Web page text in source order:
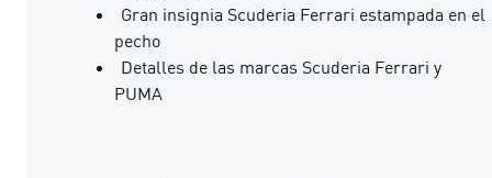
Gran insignia Scuderia Ferrari estampada en el
pecho
Detalles de las marcas Scuderia Ferrari y
PUMA